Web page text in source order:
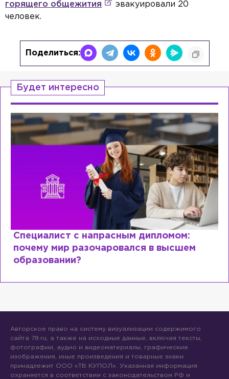
горящего общежития
эвакуировали 20
человек.
Поделиться:
Будет интересно
Специалист с напрасным дипломом:
почему мир разочаровался в высшем
образовании?
Авторское право на систему визуализации содержимого
сайта 78.ru, а также на исходные данные, включая тексты,
фотографии, аудио и видеоматериалы, графические
изображения, иные произведения и товарные знаки
принадлежит ООО «ТВ КУПОЛ». Указанная информация
охраняется в соответствии с законодательством РФ и